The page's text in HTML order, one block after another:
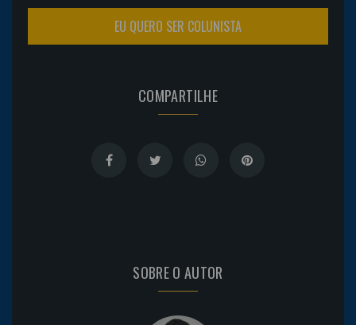
EU QUERO SER COLUNISTA
COMPARTILHE
SOBRE O AUTOR